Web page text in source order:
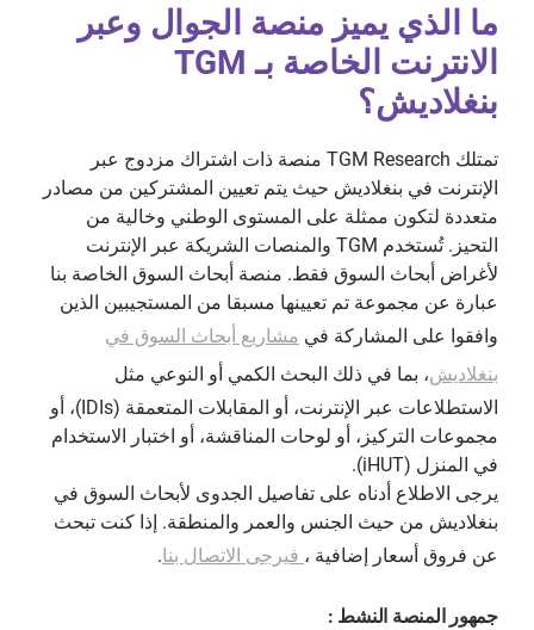
ما الذي يميز منصة الجوال وعبر
الانترنت الخاصة بـ TGM
بنغلاديش؟
تمتلك TGM Research منصة ذات اشتراك مزدوج عبر
الإنترنت في بنغلاديش حيث يتم تعيين المشتركين من مصادر
متعددة لتكون ممثلة على المستوى الوطني وخالية من
التحيز. تُستخدم TGM والمنصات الشريكة عبر الإنترنت
لأغراض أبحاث السوق فقط. منصة أبحاث السوق الخاصة بنا
عبارة عن مجموعة تم تعيينها مسبقا من المستجيبين الذين
وافقوا على المشاركة في مشاريع أبحاث السوق في
بنغلاديش، بما في ذلك البحث الكمي أو النوعي مثل
الاستطلاعات عبر الإنترنت، أو المقابلات المتعمقة (IDIs)، أو
مجموعات التركيز، أو لوحات المناقشة، أو اختبار الاستخدام
في المنزل (iHUT).
يرجى الاطلاع أدناه على تفاصيل الجدوى لأبحاث السوق في
بنغلاديش من حيث الجنس والعمر والمنطقة. إذا كنت تبحث
عن فروق أسعار إضافية ، فيرجى الاتصال بنا.
جمهور المنصة النشط :